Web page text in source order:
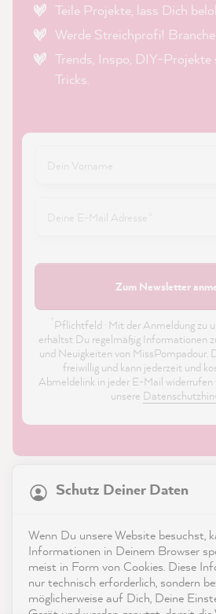
Teile Projekte, lass Dich
Werde Streichprofi!
Trends, Inspo, DIY-Projekte
Tricks.
Zum Newsletter
Pflichtfeld · Mit der Anmeldung zu
erhältst Du regelmäßig Informationen
und Neuigkeiten von MissPompadour.
freiwillig und kann jederzeit und
Abmeldelink in jeder E-Mail
unsere
Service
Kontakt
Schutz Deiner Daten
Wenn Du unsere Website besuchst,
Informationen in Deinem Browser
meist in Form von Cookies. Diese
nur technisch erforderlich, sondern
möglicherweise auf Dich, Deine
21.904Bewertungen